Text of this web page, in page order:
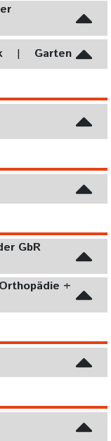
| Garten
GbR
Orthopädie +